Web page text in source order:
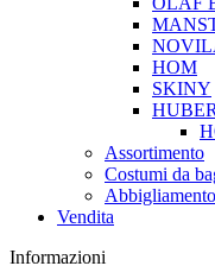
HOM
SKINY
HUBER
Assortimento
Costumi da
Vendita
Informazioni